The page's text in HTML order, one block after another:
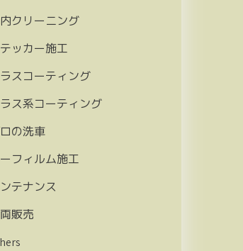
クリーニング
ッカー施工
スコーティング
ス系コーティング
の洗車
フィルム施工
テナンス
販売